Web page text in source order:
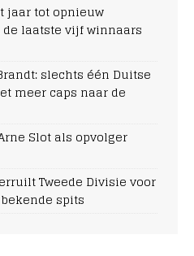
jaar tot opnieuw
laatste vijf winnaars
slechts één Duitse
meer caps naar de
Slot als opvolger
Tweede Divisie voor
spits